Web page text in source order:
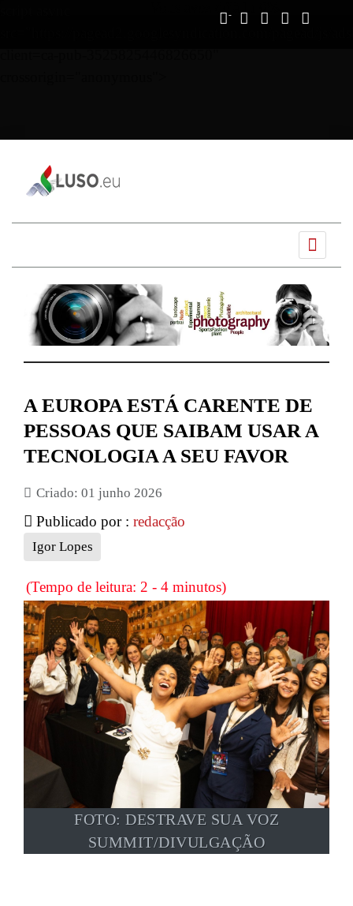
A EUROPA ESTÁ CARENTE DE
PESSOAS QUE SAIBAM USAR A
TECNOLOGIA A SEU FAVOR
Criado: 01 junho 2026
Publicado por : redacção
Igor Lopes
(Tempo de leitura: 2 - 4 minutos)
FOTO: DESTRAVE SUA VOZ
SUMMIT/DIVULGAÇÃO